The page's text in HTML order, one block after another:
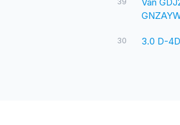
30 3.0 D-